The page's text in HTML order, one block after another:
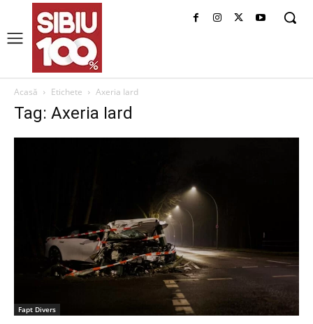
Acasă Etichete Axeria Iard
Tag: Axeria Iard
Fapt Divers